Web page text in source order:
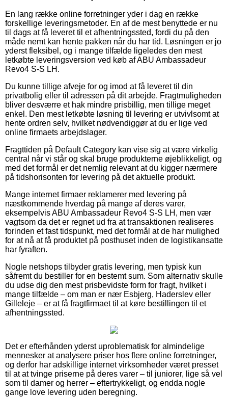
En lang række online forretninger yder i dag en række
forskellige leveringsmetoder. En af de mest benyttede er nu
til dags at få leveret til et afhentningssted, fordi du på den
måde nemt kan hente pakken når du har tid. Løsningen er jo
yderst fleksibel, og i mange tilfælde ligeledes den mest
letkøbte leveringsversion ved køb af ABU Ambassadeur
Revo4 S-S LH.
Du kunne tillige afveje for og imod at få leveret til din
privatbolig eller til adressen på dit arbejde. Fragtmuligheden
bliver desværre et hak mindre prisbillig, men tillige meget
enkel. Den mest letkøbte løsning til levering er utvivlsomt at
hente ordren selv, hvilket nødvendiggør at du er lige ved
online firmaets arbejdslager.
Fragttiden på Default Category kan vise sig at være virkelig
central når vi står og skal bruge produkterne øjeblikkeligt, og
med det formål er det nemlig relevant at du kigger nærmere
på tidshorisonten for levering på det aktuelle produkt.
Mange internet firmaer reklamerer med levering på
næstkommende hverdag på mange af deres varer,
eksempelvis ABU Ambassadeur Revo4 S-S LH, men vær
vagtsom da det er regnet ud fra at transaktionen realiseres
forinden et fast tidspunkt, med det formål at de har mulighed
for at nå at få produktet på posthuset inden de logistikansatte
har fyraften.
Nogle netshops tilbyder gratis levering, men typisk kun
såfremt du bestiller for en bestemt sum. Som alternativ skulle
du udse dig den mest prisbevidste form for fragt, hvilket i
mange tilfælde – om man er nær Esbjerg, Haderslev eller
Gilleleje – er at få fragtfirmaet til at køre bestillingen til et
afhentningssted.
Det er efterhånden yderst uproblematisk for almindelige
mennesker at analysere priser hos flere online forretninger,
og derfor har adskillige internet virksomheder været presset
til at at tvinge priserne på deres varer – til juniorer, lige så vel
som til damer og herrer – eftertrykkeligt, og endda nogle
gange love levering uden beregning.